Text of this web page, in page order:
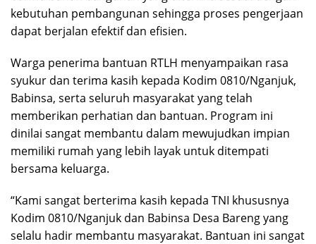
kebutuhan pembangunan sehingga proses pengerjaan
dapat berjalan efektif dan efisien.
Warga penerima bantuan RTLH menyampaikan rasa
syukur dan terima kasih kepada Kodim 0810/Nganjuk,
Babinsa, serta seluruh masyarakat yang telah
memberikan perhatian dan bantuan. Program ini
dinilai sangat membantu dalam mewujudkan impian
memiliki rumah yang lebih layak untuk ditempati
bersama keluarga.
“Kami sangat berterima kasih kepada TNI khususnya
Kodim 0810/Nganjuk dan Babinsa Desa Bareng yang
selalu hadir membantu masyarakat. Bantuan ini sangat